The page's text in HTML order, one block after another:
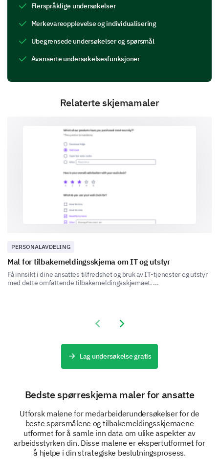
Opplæring og utvikling
Har du fått tilstrekkelig opplæring for å utføre
jobben din effektivt?
Nei
Hvilken ekstra opplæring eller faglig
utviklingsmuligheter ønsker du å se i
Belys dine synspunkter om lederskap og
Er du enig i følgende uttalelser?
Ledelsen kommuniserer viktige oppdateringer til
Flerspråklige undersøkelser
Merkevareopplevelse og individualisering
Ubegrensede undersøkelser og spørsmål
Avanserte undersøkelsesfunksjoner
Relaterte skjemamaler
PERSONALAVDELING
Mal for tilbakemeldingsskjema om IT og utstyr
Få innsikt i dine ansattes tilfredshet og bruk av IT-tjenester og utstyr
med dette omfattende tilbakemeldingsskjemaet. ...
Previous slide
Next slide
Lag undersøkelse gratis
Bedste spørreskjema maler for ansatte
Utforsk malene for medarbeiderundersøkelser for de
beste spørsmålene og tilbakemeldingsskjemaene
utformet for å samle inn data om ulike aspekter av
arbeidsstyrken din. Disse malene er ekspertutformet for
å hjelpe i din strategiske beslutningsprosess.